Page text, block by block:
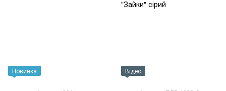
Новинка Відео